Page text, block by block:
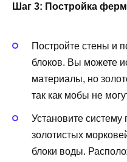
Шаг 3: Постройка
Постройте стены и
блоков. Вы можете
материалы, но
так как мобы не
Установите систему
золотистых
блоки воды.